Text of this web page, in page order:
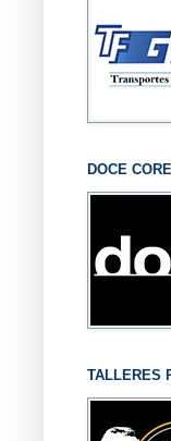
DOCE CORE
TALLERES